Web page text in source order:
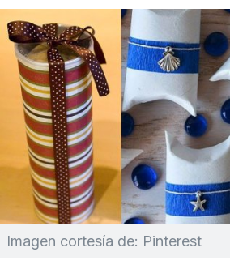
Imagen cortesía de: Pinterest